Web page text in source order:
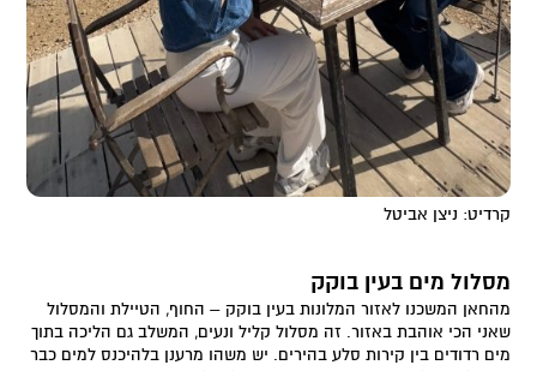
קרדיט: ניצן אביטל
מסלול מים בעין בוקק
מהחאן המשכנו לאזור המלונות בעין בוקק – החוף, הטיילת והמסלול
שאני הכי אוהבת באזור. זה מסלול קליל ונעים, המשלב גם הליכה בתוך
מים רדודים בין קירות סלע בהירים. יש משהו מרענן בלהיכנס למים כבר